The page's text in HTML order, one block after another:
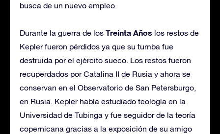
busca de un nuevo empleo.
Durante la guerra de los Treinta Años los restos de
Kepler fueron pérdidos ya que su tumba fue
destruida por el ejército sueco. Los restos fueron
recuperdados por Catalina II de Rusia y ahora se
conservan en el Observatorio de San Petersburgo,
en Rusia. Kepler había estudiado teología en la
Universidad de Tubinga y fue seguidor de la teoría
copernicana gracias a la exposición de su amigo